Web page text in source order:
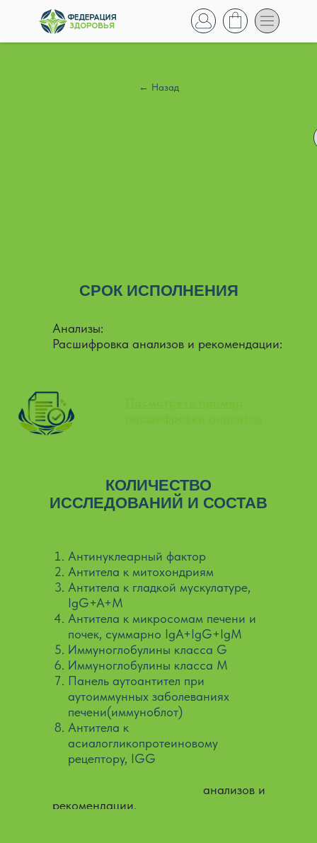
← Назад
Анализы:
Расшифровка анализов и рекомендации:
СРОК ИСПОЛНЕНИЯ
Антинуклеарный фактор
Антитела к митохондриям
Антитела к гладкой мускулатуре,
IgG+A+M
Антитела к микросомам печени и
почек, суммарно IgA+IgG+IgM
Иммуноглобулины класса G
Иммуноглобулины класса М
Панель аутоантител при
аутоиммунных заболеваниях
печени(иммуноблот)
Антитела к
асиалогликопротеиновому
рецептору, IGG
анализов и
рекомендации.
КОЛИЧЕСТВО
ИССЛЕДОВАНИЙ И СОСТАВ